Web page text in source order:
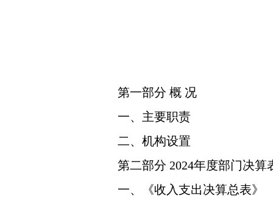
第一部分 概 况
一、主要职责
二、机构设置
第二部分 2024年度部门决算
一、《收入支出决算总表》